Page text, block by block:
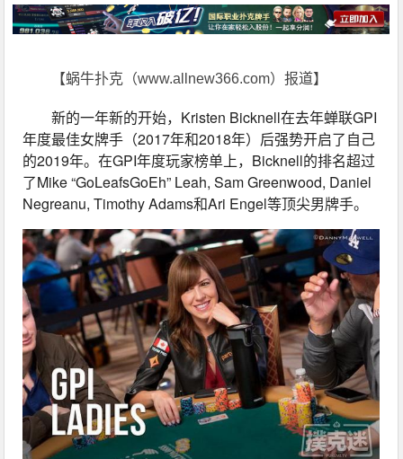
【蜗牛扑克（www.allnew366.com）报道】
新的一年新的开始，Kristen Bicknell在去年蝉联GPI
年度最佳女牌手（2017年和2018年）后强势开启了自己
的2019年。在GPI年度玩家榜单上，Bicknell的排名超过
了Mike “GoLeafsGoEh” Leah, Sam Greenwood, Daniel
Negreanu, Timothy Adams和Ari Engel等顶尖男牌手。